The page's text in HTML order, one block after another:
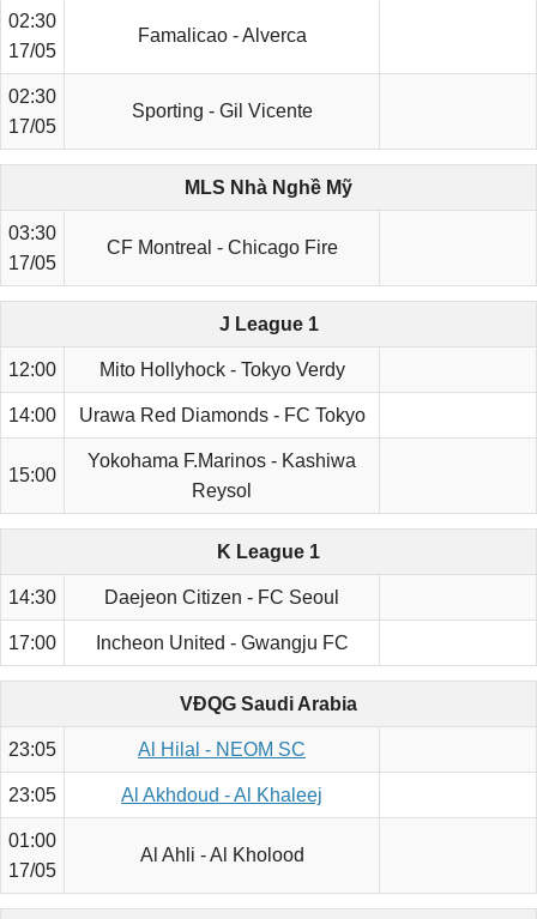
02:30
17/05
Famalicao - Alverca
02:30
17/05
Sporting - Gil Vicente
MLS Nhà Nghề Mỹ
03:30
17/05
CF Montreal - Chicago Fire
J League 1
12:00 Mito Hollyhock - Tokyo Verdy
14:00 Urawa Red Diamonds - FC Tokyo
15:00
Yokohama F.Marinos - Kashiwa
Reysol
K League 1
14:30 Daejeon Citizen - FC Seoul
17:00 Incheon United - Gwangju FC
VĐQG Saudi Arabia
23:05 Al Hilal - NEOM SC
23:05 Al Akhdoud - Al Khaleej
01:00
17/05
Al Ahli - Al Kholood